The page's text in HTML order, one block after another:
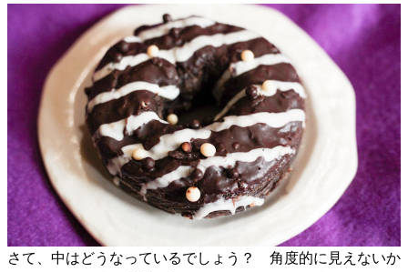
さて、中はどうなっているでしょう？ 角度的に見えないか